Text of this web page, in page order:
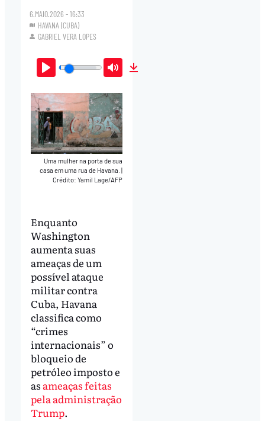
6.MAIO.2026 - 16:33
HAVANA (CUBA)
GABRIEL VERA LOPES
Play Mute
Uma mulher na porta de sua
casa em uma rua de Havana.
Crédito: Yamil Lage/AFP
Enquanto
Washington
aumenta suas
ameaças de um
possível ataque
militar contra
Cuba, Havana
classifica como
“crimes
internacionais” o
bloqueio de
petróleo imposto e
as ameaças feitas
pela administração
Trump.